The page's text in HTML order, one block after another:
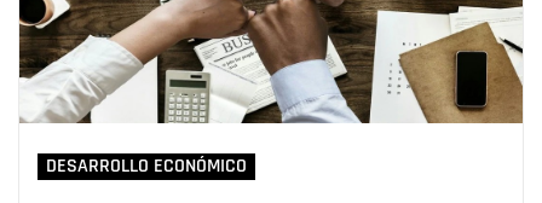
DESARROLLO ECONÓMICO